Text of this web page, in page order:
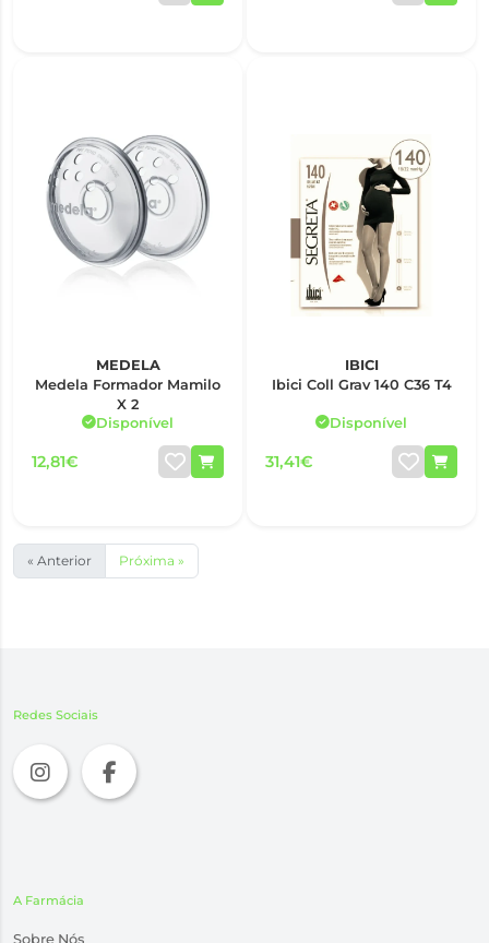
MEDELA
Medela Formador Mamilo
X 2
Disponível
12,81€
IBICI
Ibici Coll Grav 140 C36 T4
Disponível
31,41€
« Anterior Próxima »
Redes Sociais
A Farmácia
Sobre Nós